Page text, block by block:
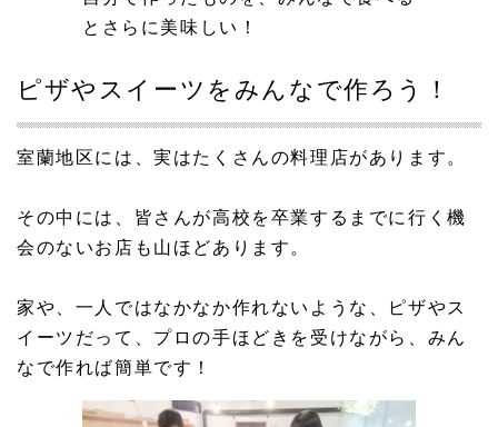
とさらに美味しい！
ピザやスイーツをみんなで作ろう！
室蘭地区には、実はたくさんの料理店があります。
その中には、皆さんが高校を卒業するまでに行く機
会のないお店も山ほどあります。
家や、一人ではなかなか作れないような、ピザやス
イーツだって、プロの手ほどきを受けながら、みん
なで作れば簡単です！